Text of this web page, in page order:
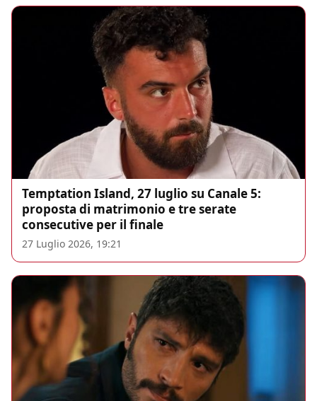
Temptation Island, 27 luglio su Canale 5:
proposta di matrimonio e tre serate
consecutive per il finale
27 Luglio 2026, 19:21